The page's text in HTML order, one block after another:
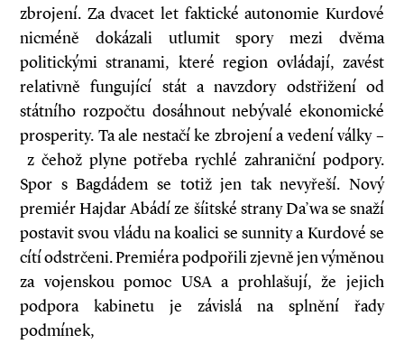
zbrojení. Za dvacet let faktické autonomie Kurdové
nicméně dokázali utlumit spory mezi dvěma
politickými stranami, které region ovládají, zavést
relativně fungující stát a navzdory odstřižení od
státního rozpočtu dosáhnout nebývalé ekonomické
prosperity. Ta ale nestačí ke zbrojení a vedení války –
z čehož plyne potřeba rychlé zahraniční podpory.
Spor s Bagdádem se totiž jen tak nevyřeší. Nový
premiér Hajdar Abádí ze šíitské strany Da’wa se snaží
postavit svou vládu na koalici se sunnity a Kurdové se
cítí odstrčeni. Premiéra podpořili zjevně jen výměnou
za vojenskou pomoc USA a prohlašují, že jejich
podpora kabinetu je závislá na splnění řady
podmínek,